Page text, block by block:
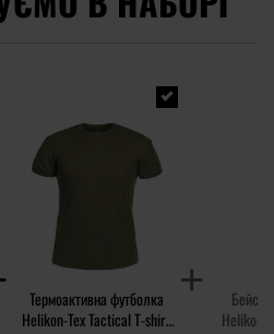
Термоактивна футболка
Helikon-Tex Tactical T-shirt
Helikon-